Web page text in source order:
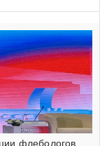
флебологов